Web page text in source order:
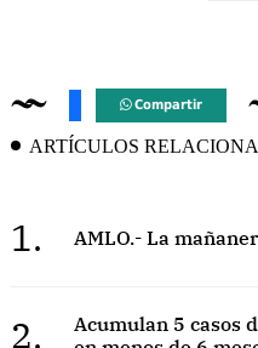
Compartir
ARTÍCULOS
1. AMLO.- La
2.
Acumulan 5 casos